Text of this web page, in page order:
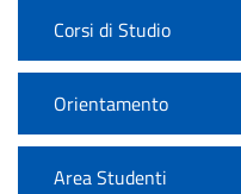
Corsi di Studio
Orientamento
Area Studenti